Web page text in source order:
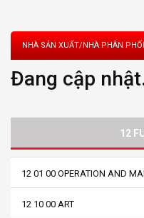
NHÀ SẢN XUẤT/NHÀ PHÂN PHỐI
Đang cập
12
12 01 00 OPERATION AND
12 10 00 ART